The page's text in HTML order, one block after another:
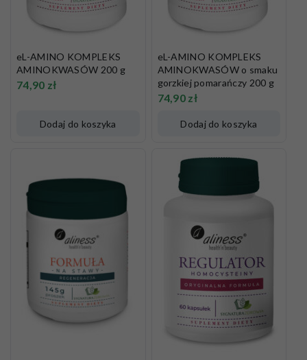
eL-AMINO KOMPLEKS
AMINOKWASÓW 200 g
74,90 zł
Dodaj do koszyka
eL-AMINO KOMPLEKS
AMINOKWASÓW o smaku
gorzkiej pomarańczy 200 g
74,90 zł
Dodaj do koszyka